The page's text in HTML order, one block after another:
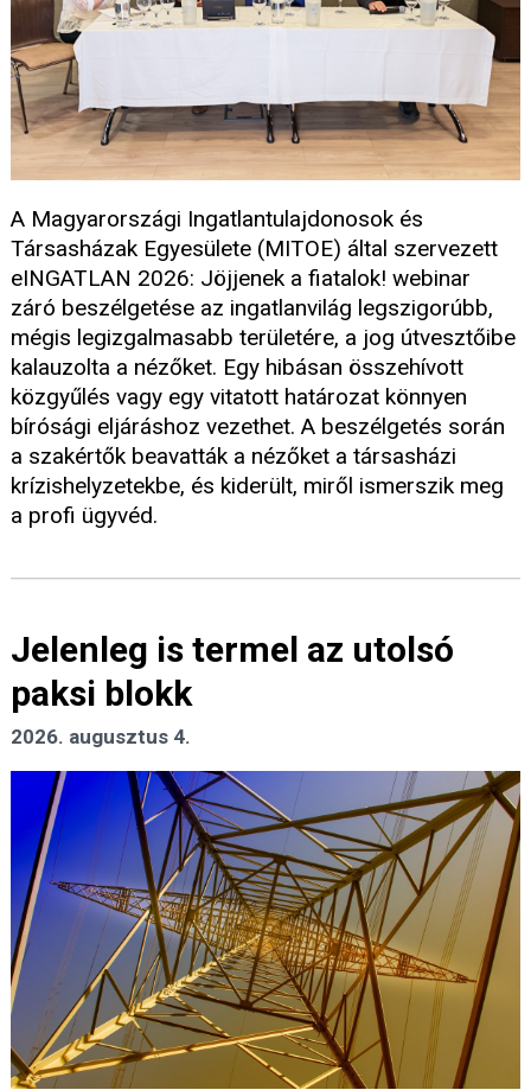
A Magyarországi Ingatlantulajdonosok és
Társasházak Egyesülete (MITOE) által szervezett
eINGATLAN 2026: Jöjjenek a fiatalok! webinar
záró beszélgetése az ingatlanvilág legszigorúbb,
mégis legizgalmasabb területére, a jog útvesztőibe
kalauzolta a nézőket. Egy hibásan összehívott
közgyűlés vagy egy vitatott határozat könnyen
bírósági eljáráshoz vezethet. A beszélgetés során
a szakértők beavatták a nézőket a társasházi
krízishelyzetekbe, és kiderült, miről ismerszik meg
a profi ügyvéd.
Jelenleg is termel az utolsó
paksi blokk
2026. augusztus 4.